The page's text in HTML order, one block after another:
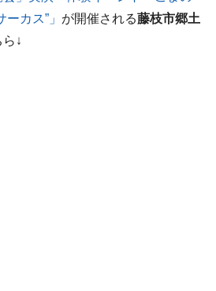
カス”」 が開催される藤枝市郷土
↓